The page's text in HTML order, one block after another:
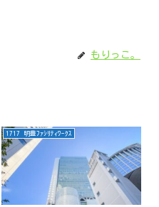
もりっこ。
1717 明豊ﾌｧｼﾘﾃｨﾜｰｸｽ